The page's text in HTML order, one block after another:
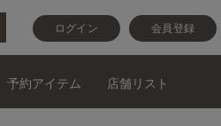
ログイン 会員登録
予約アイテム 店舗リスト